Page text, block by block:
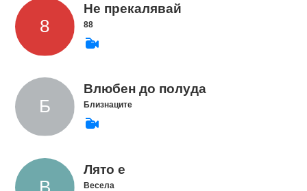
Не прекалявай
88
Влюбен до полуда
Близнаците
Лято е
Весела